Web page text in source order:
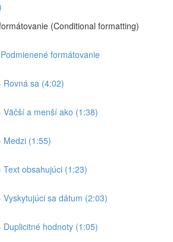
(Conditional formatting)
formátovanie
Rovná sa (4:02)
Väčší a menší ako (1:38)
Medzi (1:55)
Text obsahujúci (1:23)
Vyskytujúci sa dátum (2:03)
Duplicitné hodnoty (1:05)